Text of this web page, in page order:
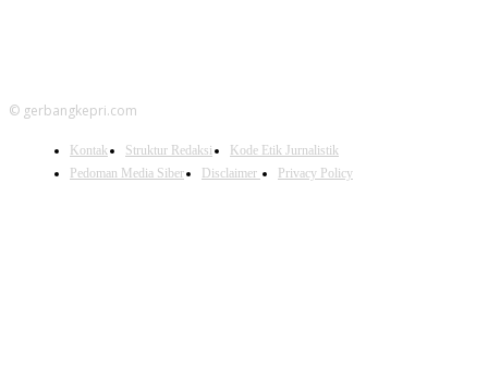
© gerbangkepri.com
Kontak Struktur Redaksi
Kode Etik Jurnalistik
Pedoman Media Siber
Disclaimer Privacy Policy